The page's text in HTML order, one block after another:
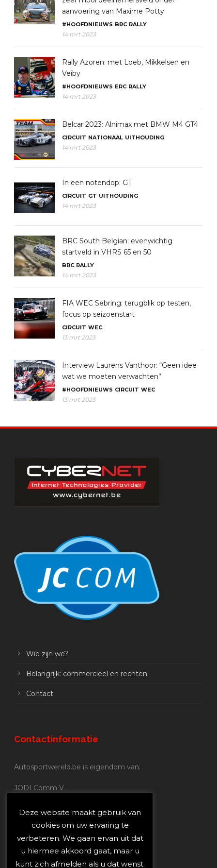
aanvoering van Maxime Potty
#HOOFDNIEUWS BRC RALLY
14 mrt 2023
Rally Azoren: met Loeb, Mikkelsen en
Veiby
#HOOFDNIEUWS ERC RALLY
14 mrt 2023
Belcar 2023: Alnimax met BMW M4 GT4
CIRCUIT NATIONAAL UITHOUDING
14 mrt 2023
In een notendop: GT
CIRCUIT GT UITHOUDING
14 mrt 2023
BRC South Belgian: evenwichtig
startveld in VHRS 65 en 50
BRC RALLY
14 mrt 2023
FIA WEC Sebring: terugblik op testen,
focus op seizoenstart
CIRCUIT WEC
13 mrt 2023
Interview Laurens Vanthoor: “Geen idee
wat we moeten verwachten”
#HOOFDNIEUWS CIRCUIT WEC
13 mrt 2023
Wie zijn we?
Belangrijk: commercieel en rechten
Contact
Contactinformatie
Autosportwereld.be is eigendom van:
JODI Comm V.
Nijverheidsstraat 70
2160 Wommelgem
Autosportwereld.be:
Redactie:joost@autosportwereld.be
Deze website maakt gebruik van
cookies om uw ervaring te
verbeteren. We gaan ervan uit dat
u hiermee akkoord gaat, maar u
kunt zich afmelden als u dat wenst.